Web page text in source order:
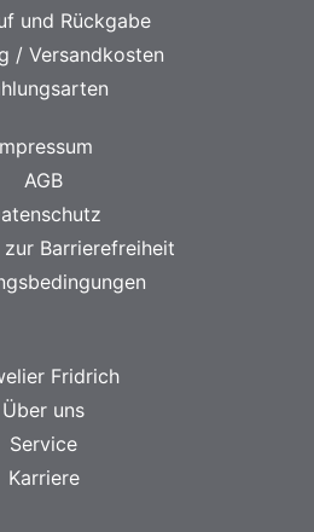
und Rückgabe
/ Versandkosten
AGB
zur Barrierefreiheit
Fridrich
Über uns
Service
Karriere